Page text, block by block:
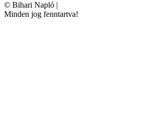
© Bihari Napló |
Minden jog fenntartva!